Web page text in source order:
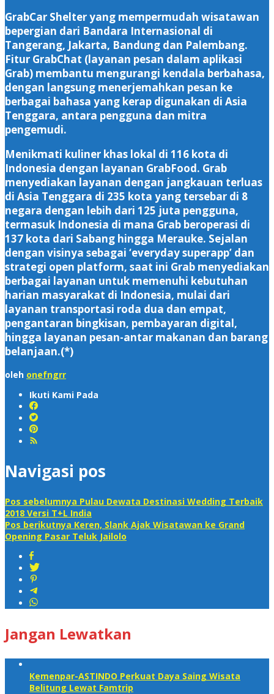
GrabCar Shelter yang mempermudah wisatawan
bepergian dari Bandara Internasional di
Tangerang, Jakarta, Bandung dan Palembang.
Fitur GrabChat (layanan pesan dalam aplikasi
Grab) membantu mengurangi kendala berbahasa,
dengan langsung menerjemahkan pesan ke
berbagai bahasa yang kerap digunakan di Asia
Tenggara, antara pengguna dan mitra
pengemudi.
Menikmati kuliner khas lokal di 116 kota di
Indonesia dengan layanan GrabFood. Grab
menyediakan layanan dengan jangkauan terluas
di Asia Tenggara di 235 kota yang tersebar di 8
negara dengan lebih dari 125 juta pengguna,
termasuk Indonesia di mana Grab beroperasi di
137 kota dari Sabang hingga Merauke. Sejalan
dengan visinya sebagai ‘everyday superapp’ dan
strategi open platform, saat ini Grab menyediakan
berbagai layanan untuk memenuhi kebutuhan
harian masyarakat di Indonesia, mulai dari
layanan transportasi roda dua dan empat,
pengantaran bingkisan, pembayaran digital,
hingga layanan pesan-antar makanan dan barang
belanjaan.(*)
oleh onefngrr
Ikuti Kami Pada
Navigasi pos
Pos sebelumnya Pulau Dewata Destinasi Wedding Terbaik
2018 Versi T+L India
Pos berikutnya Keren, Slank Ajak Wisatawan ke Grand
Opening Pasar Teluk Jailolo
Jangan Lewatkan
Kemenpar-ASTINDO Perkuat Daya Saing Wisata
Belitung Lewat Famtrip